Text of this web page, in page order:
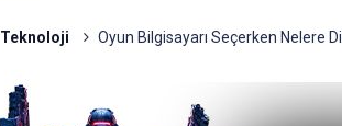
Teknoloji Oyun Bilgisayarı Seçerken Nelere